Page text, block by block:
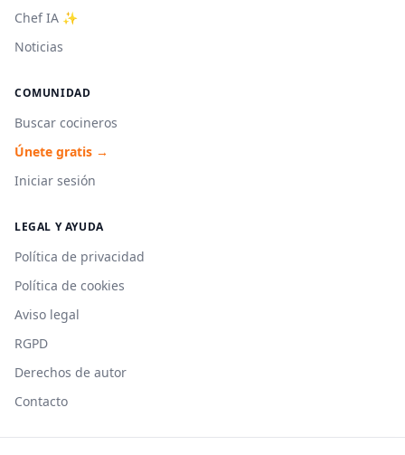
Chef IA ✨
Noticias
COMUNIDAD
Buscar cocineros
Únete gratis →
Iniciar sesión
LEGAL Y AYUDA
Política de privacidad
Política de cookies
Aviso legal
RGPD
Derechos de autor
Contacto